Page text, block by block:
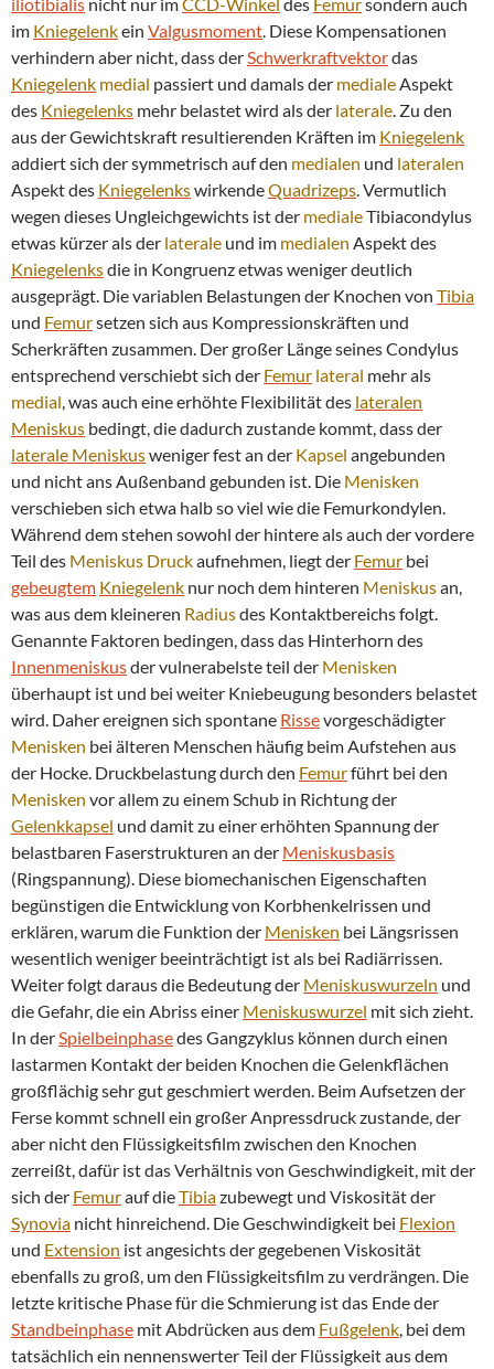
im Kniegelenkein Valgusmoment. Diese Kompensationen
verhindern aber nicht, dass derSchwerkraftvektordas
Kniegelenk medial passiert und damals der medialeAspekt
des Kniegelenks mehr belastet wird als der laterale. Zu den
aus der Gewichtskraft resultierenden Kräften im Kniegelenk
addiert sich der symmetrisch auf den medialen und lateralen
Aspekt des KniegelenkswirkendeQuadrizeps. Vermutlich
wegen dieses Ungleichgewichts ist der medialeTibiacondylus
etwas kürzer als der laterale und im medialen Aspekt des
Kniegelenksdie in Kongruenz etwas weniger deutlich
ausgeprägt. Die variablen Belastungen der Knochen von Tibia
und Femursetzen sich aus Kompressionskräften und
Scherkräften zusammen. Der großer Länge seines Condylus
entsprechend verschiebt sich der Femur lateral mehr als
medial, was auch eine erhöhte Flexibilität des lateralen
Meniskus bedingt, die dadurch zustande kommt, dass der
laterale Meniskusweniger fest an der Kapsel angebunden
und nicht ans Außenband gebunden ist. Die Menisken
verschieben sich etwa halb so viel wie die Femurkondylen.
Während dem stehen sowohl der hintere als auch der vordere
Teil des Meniskus Druckaufnehmen, liegt der Femur bei
gebeugtem Kniegelenk nur noch dem hinteren Meniskusan,
was aus dem kleineren Radiusdes Kontaktbereichs folgt.
Genannte Faktoren bedingen, dass das Hinterhorn des
Innenmeniskusder vulnerabelste teil der Menisken
überhaupt ist und bei weiter Kniebeugung besonders belastet
wird. Daher ereignen sich spontane Rissevorgeschädigter
Menisken bei älteren Menschen häufig beim Aufstehen aus
der Hocke. Druckbelastung durch den Femurführt bei den
Menisken vor allem zu einem Schub in Richtung der
Gelenkkapsel und damit zu einer erhöhten Spannung der
belastbaren Faserstrukturen an der Meniskusbasis
(Ringspannung). Diese biomechanischen Eigenschaften
begünstigen die Entwicklung von Korbhenkelrissen und
erklären, warum die Funktion der Menisken bei Längsrissen
wesentlich weniger beeinträchtigt ist als bei Radiärrissen.
Weiter folgt daraus die Bedeutung der Meniskuswurzeln und
die Gefahr, die ein Abriss einer Meniskuswurzel mit sich zieht.
In derSpielbeinphasedes Gangzyklus können durch einen
lastarmen Kontakt der beiden Knochen die Gelenkflächen
großflächig sehr gut geschmiert werden. Beim Aufsetzen der
Ferse kommt schnell ein großer Anpressdruck zustande, der
aber nicht den Flüssigkeitsfilm zwischen den Knochen
zerreißt, dafür ist das Verhältnis von Geschwindigkeit, mit der
sich der Femurauf dieTibiazubewegt und Viskosität der
Synovia nicht hinreichend. Die Geschwindigkeit bei Flexion
und Extension ist angesichts der gegebenen Viskosität
ebenfalls zu groß, um den Flüssigkeitsfilm zu verdrängen. Die
letzte kritische Phase für die Schmierung ist das Ende der
Standbeinphase mit Abdrücken aus dem Fußgelenk, bei dem
tatsächlich ein nennenswerter Teil der Flüssigkeit aus dem